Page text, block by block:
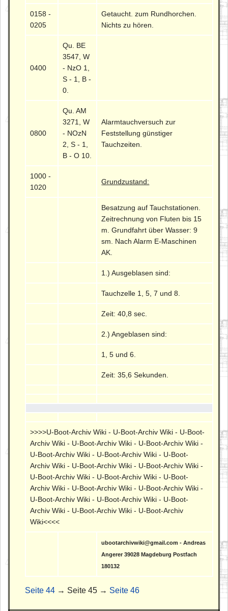
0158 -
0205
Getaucht. zum Rundhorchen.
Nichts zu hören.
0400
Qu. BE
3547, W
- NzO 1,
S - 1, B -
0.
0800
Qu. AM
3271, W
- NOzN
2, S - 1,
B - O 10.
Alarmtauchversuch zur
Feststellung günstiger
Tauchzeiten.
1000 -
1020
Grundzustand:
Besatzung auf Tauchstationen.
Zeitrechnung von Fluten bis 15
m. Grundfahrt über Wasser: 9
sm. Nach Alarm E-Maschinen
AK.
1.) Ausgeblasen sind:
Tauchzelle 1, 5, 7 und 8.
Zeit: 40,8 sec.
2.) Angeblasen sind:
1, 5 und 6.
Zeit: 35,6 Sekunden.
>>>>U-Boot-Archiv Wiki - U-Boot-Archiv Wiki - U-Boot-
Archiv Wiki - U-Boot-Archiv Wiki - U-Boot-Archiv Wiki -
U-Boot-Archiv Wiki - U-Boot-Archiv Wiki - U-Boot-
Archiv Wiki - U-Boot-Archiv Wiki - U-Boot-Archiv Wiki -
U-Boot-Archiv Wiki - U-Boot-Archiv Wiki - U-Boot-
Archiv Wiki - U-Boot-Archiv Wiki - U-Boot-Archiv Wiki -
U-Boot-Archiv Wiki - U-Boot-Archiv Wiki - U-Boot-
Archiv Wiki - U-Boot-Archiv Wiki - U-Boot-Archiv
Wiki<<<<
ubootarchivwiki@gmail.com - Andreas
Angerer 39028 Magdeburg Postfach
180132
Seite 44 → Seite 45 → Seite 46